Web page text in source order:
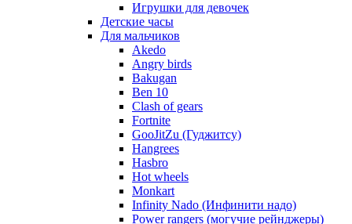
Игрушки для девочек
Детские часы
Для мальчиков
Akedo
Angry birds
Bakugan
Ben 10
Clash of gears
Fortnite
GooJitZu (Гуджитсу)
Hangrees
Hasbro
Hot wheels
Monkart
Infinity Nado (Инфинити надо)
Power rangers (могучие рейнджеры)